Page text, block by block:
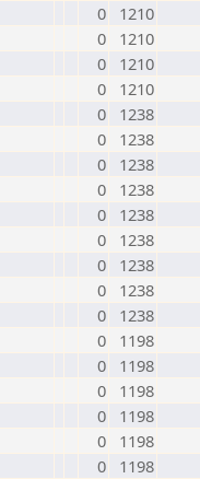
0
1210
0
1210
0
1210
0
1210
0
1238
0
1238
0
1238
0
1238
0
1238
0
1238
0
1238
0
1238
0
1238
0
1198
0
1198
0
1198
0
1198
0
1198
0
1198